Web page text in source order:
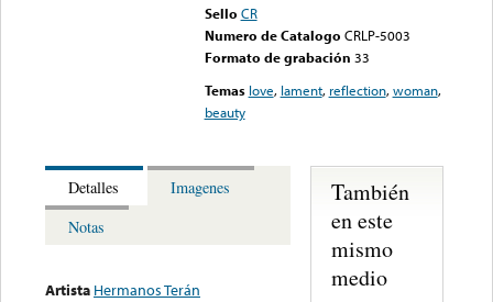
Sello CR
Numero de Catalogo CRLP-5003
Formato de grabación 33
Temas love, lament, reflection,woman,
beauty
Detalles
Imagenes
Notas
Artista Hermanos Terán
También
en este
mismo
medio